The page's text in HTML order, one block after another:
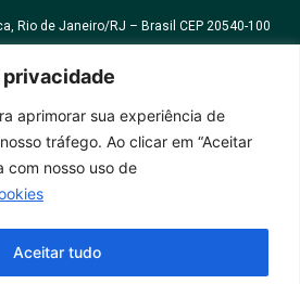
privacidade
aprimorar sua experiência de
tráfego. Ao clicar em “Aceitar
com nosso uso de
Aceitar tudo
Rio de Janeiro/RJ – Brasil CEP 20540-100